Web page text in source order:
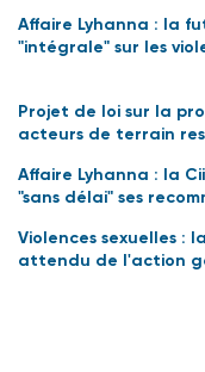
Affaire Lyhanna : la
"intégrale" sur les
Projet de loi sur la
acteurs de terrain
Affaire Lyhanna : la
"sans délai" ses
Violences sexuelles :
attendu de l'action